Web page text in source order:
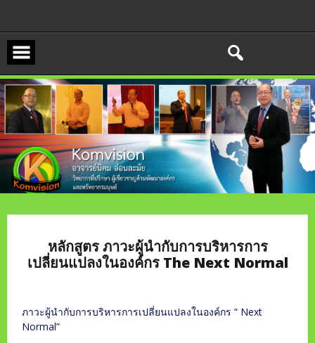
หลักสูตร ภาวะผู้นำกับการบริหารการ
เปลี่ยนแปลงในองค์กร The Next Normal
ภาวะผู้นำกับการบริหารการเปลี่ยนแปลงในองค์กร “ Next
Normal”